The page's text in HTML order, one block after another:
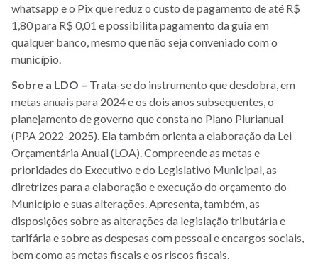
whatsapp e o Pix que reduz o custo de pagamento de até R$
1,80 para R$ 0,01 e possibilita pagamento da guia em
qualquer banco, mesmo que não seja conveniado com o
município.
Sobre a LDO – Trata-se do instrumento que desdobra, em
metas anuais para 2024 e os dois anos subsequentes, o
planejamento de governo que consta no Plano Plurianual
(PPA 2022-2025). Ela também orienta a elaboração da Lei
Orçamentária Anual (LOA). Compreende as metas e
prioridades do Executivo e do Legislativo Municipal, as
diretrizes para a elaboração e execução do orçamento do
Município e suas alterações. Apresenta, também, as
disposições sobre as alterações da legislação tributária e
tarifária e sobre as despesas com pessoal e encargos sociais,
bem como as metas fiscais e os riscos fiscais.